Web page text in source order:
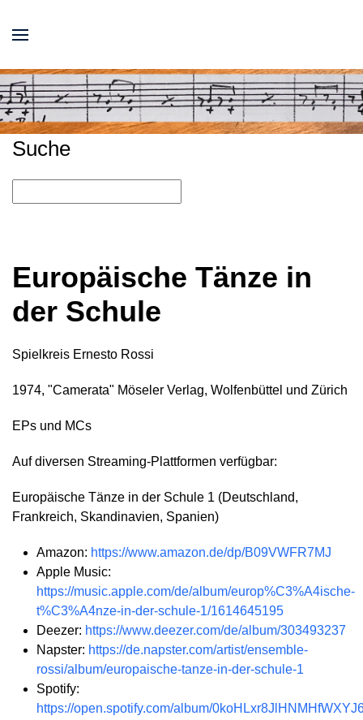
Suche
Europäische Tänze in
der Schule
Spielkreis Ernesto Rossi
1974, "Camerata" Möseler Verlag, Wolfenbüttel und Zürich
EPs und MCs
Auf diversen Streaming-Plattformen verfügbar:
Europäische Tänze in der Schule 1 (Deutschland,
Frankreich, Skandinavien, Spanien)
Amazon: https://www.amazon.de/dp/B09VWFR7MJ
Apple Music:
https://music.apple.com/de/album/europ%C3%A4ische-
t%C3%A4nze-in-der-schule-1/1614645195
Deezer: https://www.deezer.com/de/album/303493237
Napster: https://de.napster.com/artist/ensemble-
rossi/album/europaische-tanze-in-der-schule-1
Spotify:
https://open.spotify.com/album/